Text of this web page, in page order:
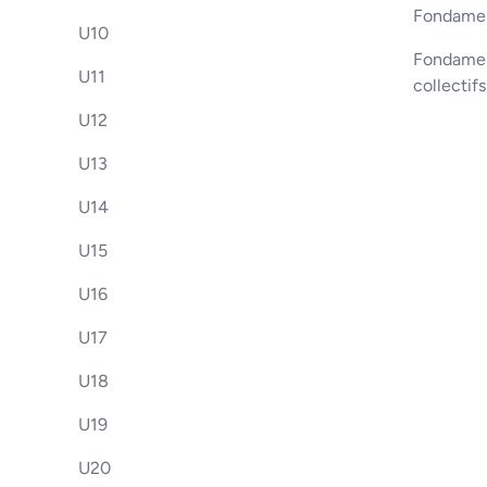
U10
U11
U12
U13
U14
U15
U16
U17
U18
U19
U20